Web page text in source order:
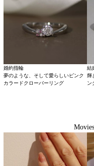
婚約指輪
夢のような、そして愛らしいピンク
カラードクローバーリング
結
輝
ン